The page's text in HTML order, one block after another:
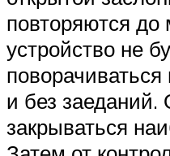
повторяются до
устройство не
и без
закрываться